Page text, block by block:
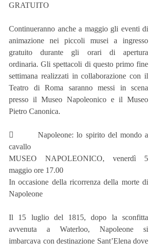
GRATUITO
Continueranno anche a maggio gli eventi di
animazione nei piccoli musei a ingresso
gratuito durante gli orari di apertura
ordinaria. Gli spettacoli di questo primo fine
settimana realizzati in collaborazione con il
Teatro di Roma saranno messi in scena
presso il Museo Napoleonico e il Museo
Pietro Canonica.
        Napoleone: lo spirito del mondo a
cavallo
MUSEO NAPOLEONICO, venerdì 5
maggio ore 17.00
In occasione della ricorrenza della morte di
Napoleone
Il 15 luglio del 1815, dopo la sconfitta
avvenuta a Waterloo, Napoleone si
imbarcava con destinazione Sant’Elena dove